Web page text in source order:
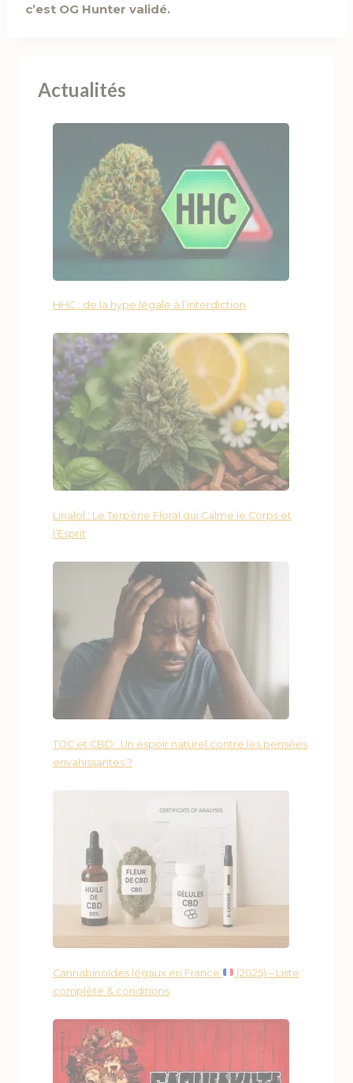
c’est OG Hunter validé.
Actualités
HHC : de la hype légale à l’interdiction
Linalol : Le Terpène Floral qui Calme le Corps et
l’Esprit
TOC et CBD : Un espoir naturel contre les pensées
envahissantes ?
Cannabinoïdes légaux en France
(2025) – Liste
complète & conditions